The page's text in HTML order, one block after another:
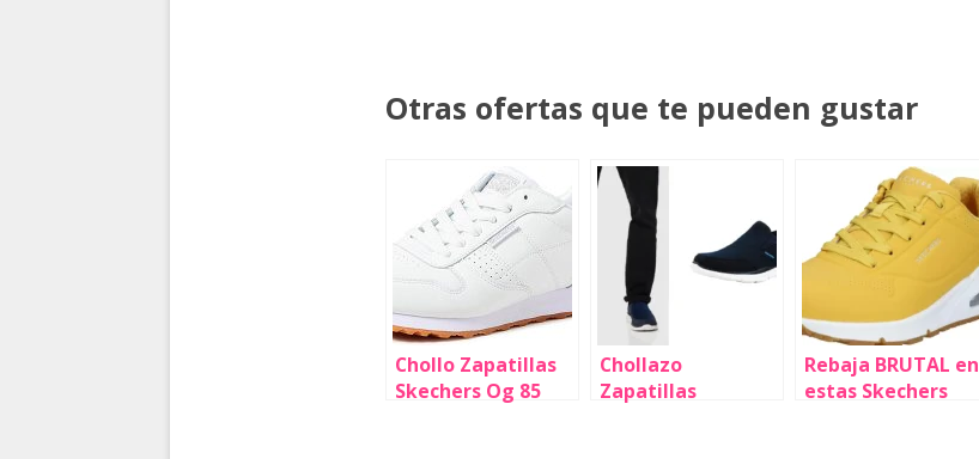
Otras ofertas que te pueden gustar
Chollo Zapatillas
Skechers Og 85
Chollazo
Zapatillas
Rebaja BRUTAL en
estas Skechers